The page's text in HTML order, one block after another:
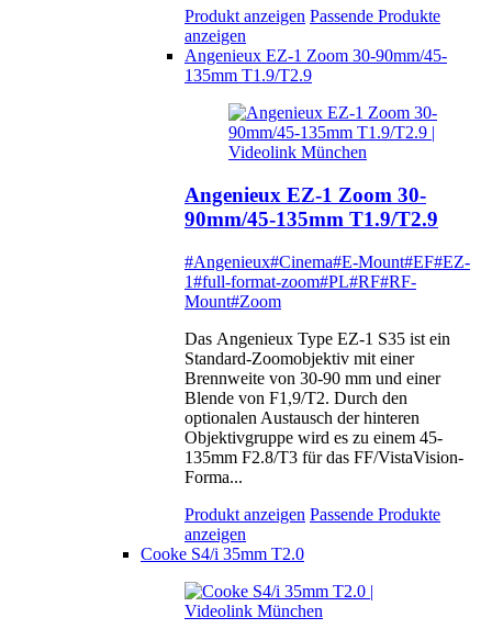
Produkt anzeigen Passende Produkte
anzeigen
Angenieux EZ-1 Zoom 30-90mm/45-
135mm T1.9/T2.9
Angenieux EZ-1 Zoom 30-
90mm/45-135mm T1.9/T2.9
#Angenieux#Cinema#E-Mount#EF#EZ-
1#full-format-zoom#PL#RF#RF-
Mount#Zoom
Das Angenieux Type EZ-1 S35 ist ein
Standard-Zoomobjektiv mit einer
Brennweite von 30-90 mm und einer
Blende von F1,9/T2. Durch den
optionalen Austausch der hinteren
Objektivgruppe wird es zu einem 45-
135mm F2.8/T3 für das FF/VistaVision-
Forma...
Produkt anzeigen Passende Produkte
anzeigen
Cooke S4/i 35mm T2.0